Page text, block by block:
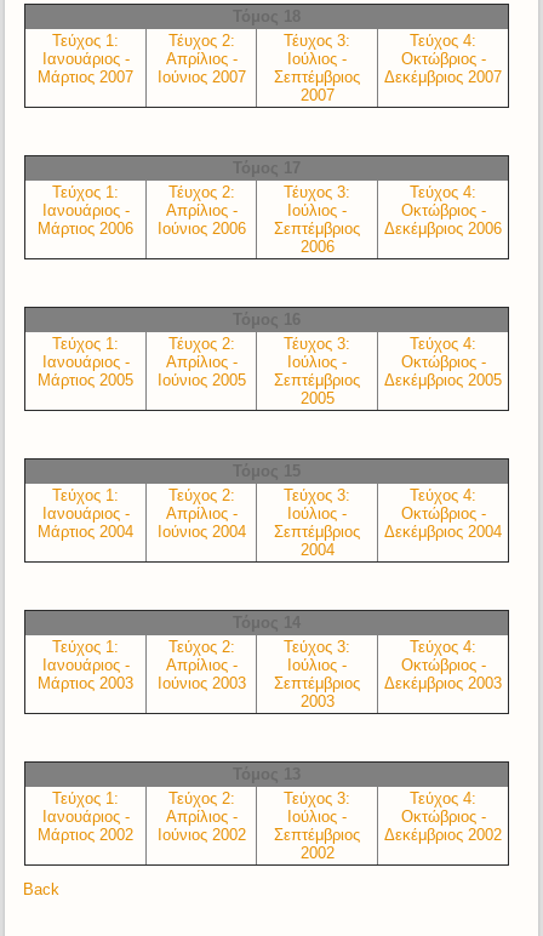
Τεύχος 1:
Ιανουάριος -
Μάρτιος 2007
Τέυχος 2:
Απρίλιος -
Ιούνιος 2007
Τέυχος 3:
Ιούλιος -
Σεπτέμβριος
2007
Τεύχος 4:
Οκτώβριος -
Δεκέμβριος 2007
Τεύχος 1:
Ιανουάριος -
Μάρτιος 2006
Τέυχος 2:
Απρίλιος -
Ιούνιος 2006
Τέυχος 3:
Ιούλιος -
Σεπτέμβριος
2006
Τεύχος 4:
Οκτώβριος -
Δεκέμβριος 2006
Τεύχος 1:
Ιανουάριος -
Μάρτιος 2005
Τέυχος 2:
Απρίλιος -
Ιούνιος 2005
Τέυχος 3:
Ιούλιος -
Σεπτέμβριος
2005
Τεύχος 4:
Οκτώβριος -
Δεκέμβριος 2005
Τεύχος 1:
Ιανουάριος -
Μάρτιος 2004
Τεύχος 2:
Απρίλιος -
Ιούνιος 2004
Τεύχος 3:
Ιούλιος -
Σεπτέμβριος
2004
Τεύχος 4:
Οκτώβριος -
Δεκέμβριος 2004
Τεύχος 1:
Ιανουάριος -
Μάρτιος 2003
Τεύχος 2:
Απρίλιος -
Ιούνιος 2003
Τεύχος 3:
Ιούλιος -
Σεπτέμβριος
2003
Τεύχος 4:
Οκτώβριος -
Δεκέμβριος 2003
Τεύχος 1:
Ιανουάριος -
Μάρτιος 2002
Τεύχος 2:
Απρίλιος -
Ιούνιος 2002
Τεύχος 3:
Ιούλιος -
Σεπτέμβριος
2002
Τεύχος 4:
Οκτώβριος -
Δεκέμβριος 2002
Back